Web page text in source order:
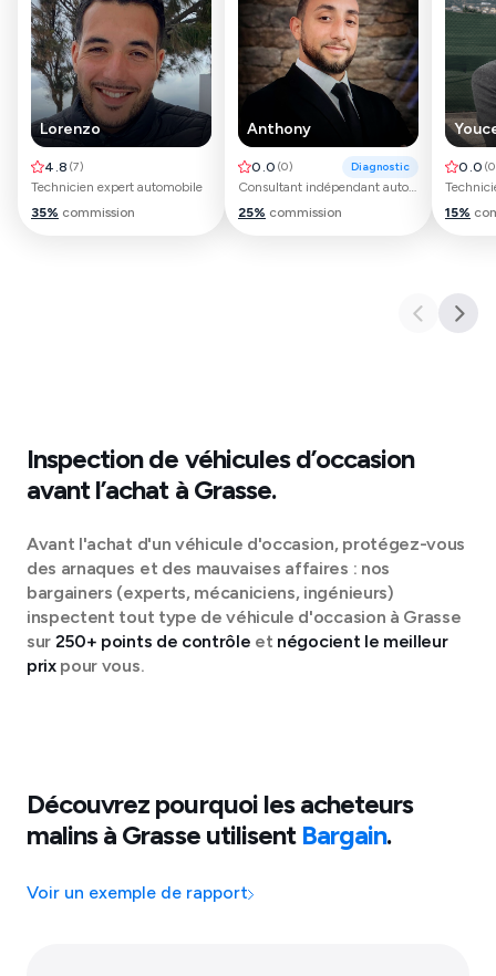
Lorenzo
4.8 (7)
Technicien expert automobile
35% commission
Anthony
0.0 (0) Diagnostic
Consultant indépendant automobile
25% commission
0.0 (0
15%
Inspection de véhicules d’occasion
avant l’achat à Grasse.
Avant l'achat d'un véhicule d'occasion, protégez-vous
des arnaques et des mauvaises affaires : nos
bargainers (experts, mécaniciens, ingénieurs)
inspectent tout type de véhicule d'occasion à Grasse
sur 250+ points de contrôle et négocient le meilleur
prixpour vous.
Découvrez pourquoi les acheteurs
malins à Grasseutilisent Bargain.
Voir un exemple de rapport